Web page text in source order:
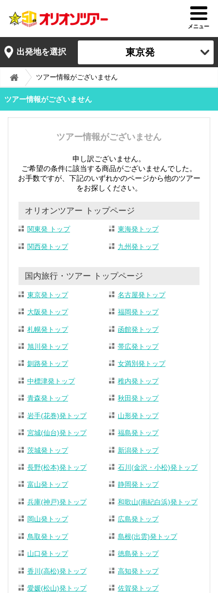
メニュー
出発地を選択 東京発
ツアー情報がございません
ツアー情報がございません
ツアー情報がございません
申し訳ございません。
ご希望の条件に該当する商品がございませんでした。
お手数ですが、下記のいずれかのページから他のツアー
をお探しください。
オリオンツアー トップページ
関東発 トップ 東海発トップ
関西発トップ 九州発トップ
国内旅行・ツアー トップページ
東京発トップ 名古屋発トップ
大阪発トップ 福岡発トップ
札幌発トップ 函館発トップ
旭川発トップ 帯広発トップ
釧路発トップ 女満別発トップ
中標津発トップ 稚内発トップ
青森発トップ 秋田発トップ
岩手(花巻)発トップ 山形発トップ
宮城(仙台)発トップ 福島発トップ
茨城発トップ 新潟発トップ
長野(松本)発トップ 石川(金沢・小松)発トップ
富山発トップ 静岡発トップ
兵庫(神戸)発トップ 和歌山(南紀白浜)発トップ
岡山発トップ 広島発トップ
鳥取発トップ 島根(出雲)発トップ
山口発トップ 徳島発トップ
香川(高松)発トップ 高知発トップ
愛媛(松山)発トップ 佐賀発トップ